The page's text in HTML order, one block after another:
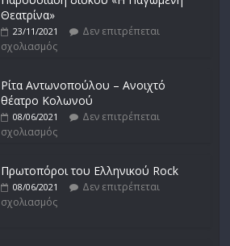
Θεατρίνα»
23/11/2021
Δεν επιτρέπεται
σχολιασμός
Ρίτα Αντωνοπούλου – Ανοιχτό
θέατρο Κολωνού
08/06/2021
Δεν επιτρέπεται
σχολιασμός
Πρωτοπόροι του Ελληνικού Rock
08/06/2021
Δεν επιτρέπεται
σχολιασμός